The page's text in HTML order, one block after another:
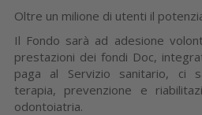
Oltre un milione di utenti il
Il Fondo sarà ad adesione
prestazioni dei fondi Doc,
paga al Servizio sanitario, ci
terapia, prevenzione e
odontoiatria.